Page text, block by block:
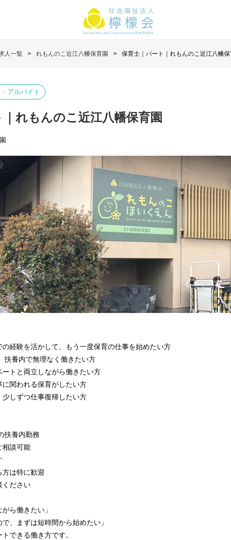
人一覧 れもんのこ近江八幡保育園 保育士｜パート｜れもんのこ近江八幡
アルバイト
れもんのこ近江八幡保育園
の経験を活かして、もう一度保育の仕事を始めたい方
扶養内で無理なく働きたい方
ートと両立しながら働きたい方
に関われる保育がしたい方
少しずつ仕事復帰したい方
扶養内勤務
相談可能
方は特に歓迎
ださい
ら働きたい」
、まずは短時間から始めたい」
できる働き方です。